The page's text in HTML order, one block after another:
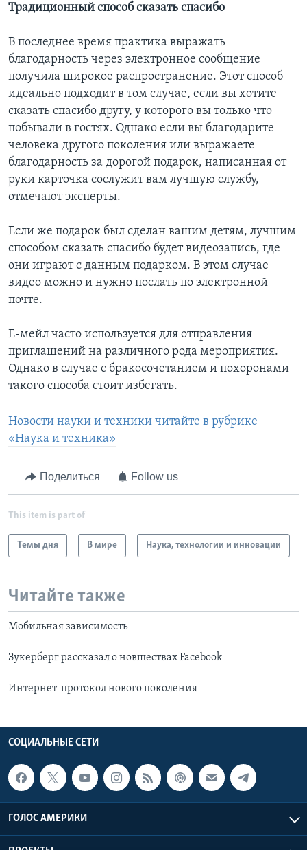
Традиционный способ сказать спасибо
В последнее время практика выражать
благодарность через электронное сообщение
получила широкое распространение. Этот способ
идеально подходит в том случае, если вы хотите
сказать спасибо другу, у которого вы только что
побывали в гостях. Однако если вы благодарите
человека другого поколения или выражаете
благодарность за дорогой подарок, написанная от
руки карточка сослужит вам лучшую службу,
отмечают эксперты.
Если же подарок был сделан вашим детям, лучшим
способом сказать спасибо будет видеозапись, где
они играют с данным подарком. В этом случае
видео можно и нужно послать по электронной
почте.
Е-мейл часто используется для отправления
приглашений на различного рода мероприятия.
Однако в случае с бракосочетанием и похоронами
такого способа стоит избегать.
Новости науки и техники читайте в рубрике
«Наука и техника»
Поделиться Follow us
This item is part of
Темы дня В мире Наука, технологии и инновации
Читайте также
Мобильная зависимость
Зукерберг рассказал о новшествах Facebook
Интернет-протокол нового поколения
СОЦИАЛЬНЫЕ СЕТИ
ГОЛОС АМЕРИКИ